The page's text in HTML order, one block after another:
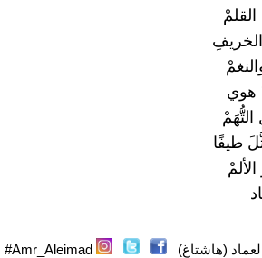
هوي
طيفًا
(هاشتاغ) Amr_Aleimad#